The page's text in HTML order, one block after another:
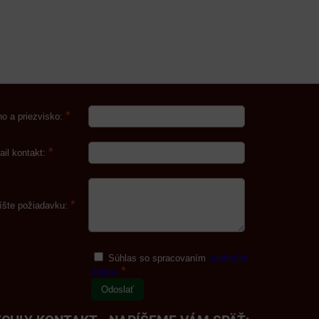
a priezvisko: *
kontakt: *
požiadavku: *
Súhlas so spracovanímosobných
údajov *
Odoslať